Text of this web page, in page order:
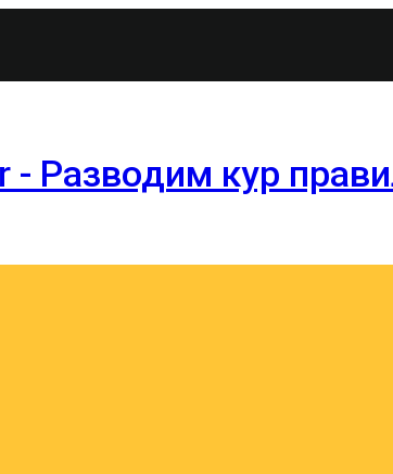
- Разводим кур